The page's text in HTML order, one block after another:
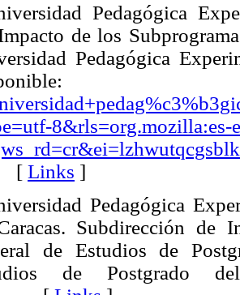
Pedagógica
de los
Pedagógica
Links ]
Pedagógica
Subdirección de
de Estudios de
de Postgrado